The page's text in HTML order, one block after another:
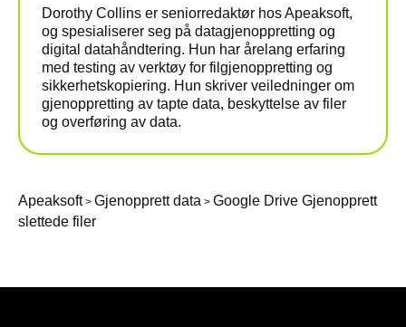
Dorothy Collins er seniorredaktør hos Apeaksoft,
og spesialiserer seg på datagjenoppretting og
digital datahåndtering. Hun har årelang erfaring
med testing av verktøy for filgjenoppretting og
sikkerhetskopiering. Hun skriver veiledninger om
gjenoppretting av tapte data, beskyttelse av filer
og overføring av data.
Apeaksoft> Gjenopprett data > Google Drive Gjenopprett
slettede filer